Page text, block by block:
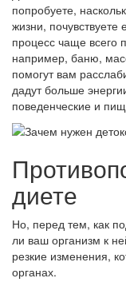
попробуете,
жизни, почувствуете
процесс чаще всего
например, баню,
помогут вам
дадут больше
поведенческие и
диете
Но, перед тем, как
ли ваш организм к
резкие изменения,
органах.